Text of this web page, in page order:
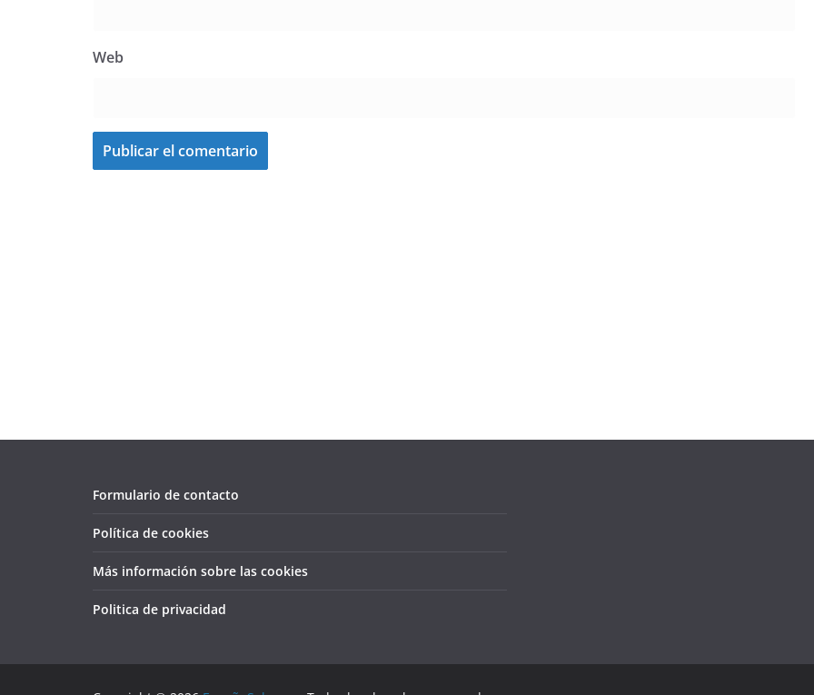
Web
Formulario de contacto
Política de cookies
Más información sobre las cookies
Politica de privacidad